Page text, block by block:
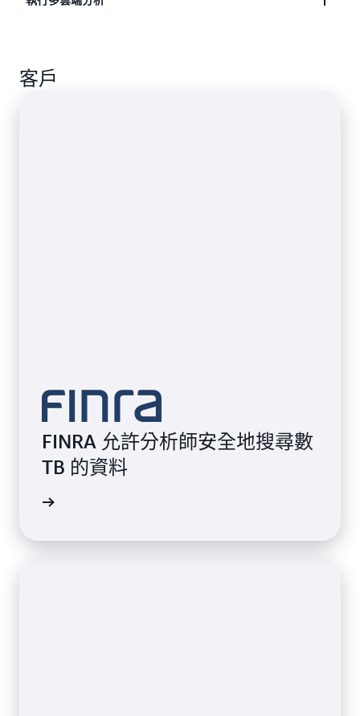
Analytics 資料並將結果視覺化。
客戶
FINRA 允許分析師安全地搜尋數
TB 的資料